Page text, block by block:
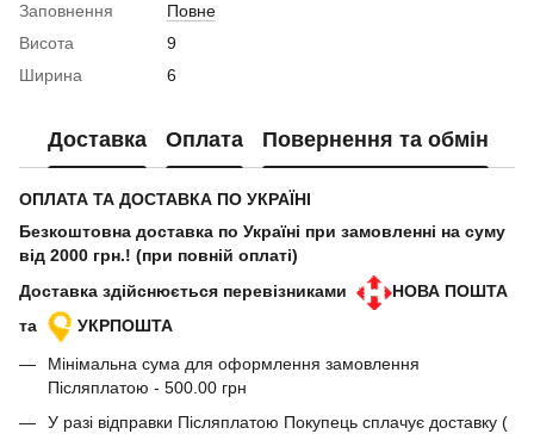
Заповнення
Повне
Висота
9
Ширина
6
Доставка Оплата Повернення та обмін
ОПЛАТА ТА ДОСТАВКА ПО УКРАЇНІ
Безкоштовна доставка по Україні при замовленні на суму
від 2000 грн.! (при повній оплаті)
Доставка здійснюється перевізниками
НОВА ПОШТА
та
УКРПОШТА
Мінімальна сума для оформлення замовлення
Післяплатою - 500.00 грн
У разі відправки Післяплатою Покупець сплачує доставку (